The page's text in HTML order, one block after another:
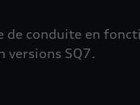
de conduite en
versions SQ7.